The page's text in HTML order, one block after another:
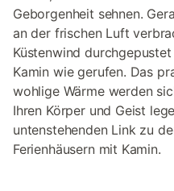
Geborgenheit sehnen.
an der frischen Luft
Küstenwind
Kamin wie gerufen. Das
wohlige Wärme werden
Ihren Körper und Geist
untenstehenden Link zu
Ferienhäusern mit Kamin.